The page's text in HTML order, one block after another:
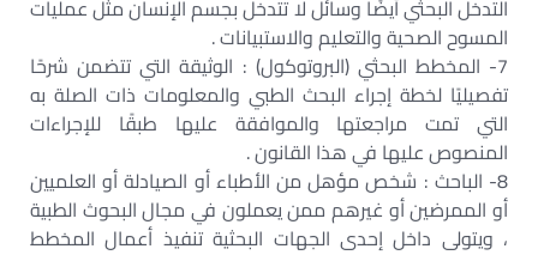
التدخل البحثي أيضًا وسائل لا تتدخل بجسم الإنسان مثل عمليات
المسوح الصحية والتعليم والاستبيانات .
7- المخطط البحثي (البروتوكول) : الوثيقة التي تتضمن شرحًا
تفصيليًا لخطة إجراء البحث الطبي والمعلومات ذات الصلة به
التي تمت مراجعتها والموافقة عليها طبقًا للإجراءات
المنصوص عليها في هذا القانون .
8- الباحث : شخص مؤهل من الأطباء أو الصيادلة أو العلميين
أو الممرضين أو غيرهم ممن يعملون في مجال البحوث الطبية
، ويتولى داخل إحدى الجهات البحثية تنفيذ أعمال المخطط